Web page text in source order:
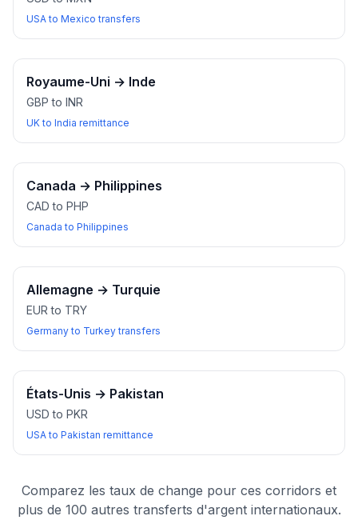
USA to Mexico transfers
Royaume-Uni → Inde
GBP to INR
UK to India remittance
Canada → Philippines
CAD to PHP
Canada to Philippines
Allemagne → Turquie
EUR to TRY
Germany to Turkey transfers
États-Unis → Pakistan
USD to PKR
USA to Pakistan remittance
Comparez les taux de change pour ces corridors et
plus de 100 autres transferts d'argent internationaux.